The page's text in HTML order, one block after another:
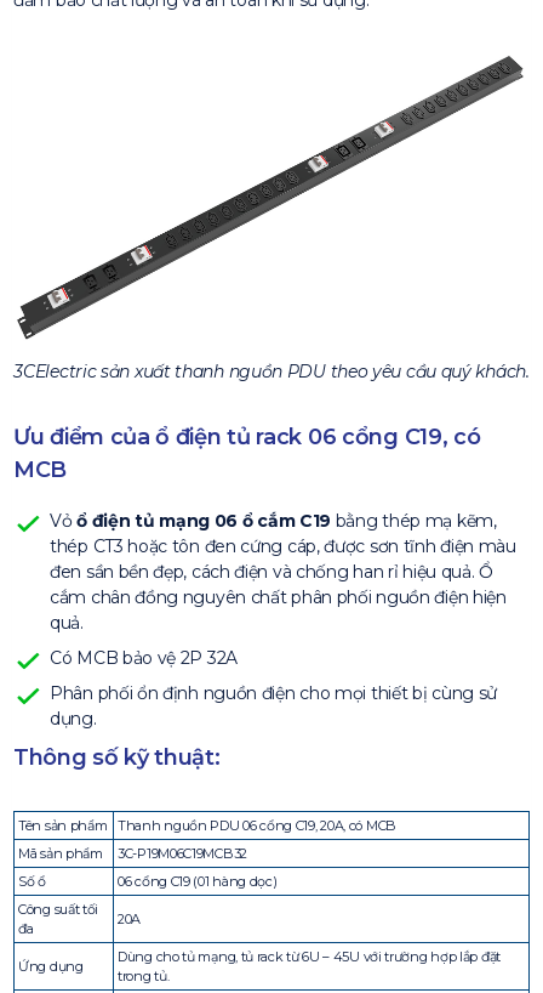
3CElectric sản xuất thanh nguồn PDU theo yêu cầu quý khách.
Ưu điểm của ổ điện tủ rack 06 cổng C19, có
MCB
Vỏổ điện tủ mạng 06 ổ cắm C19 bằng thép mạ kẽm,
thép CT3 hoặc tôn đen cứng cáp, được sơn tĩnh điện màu
đen sần bền đẹp, cách điện và chống han rỉ hiệu quả. Ổ
cắm chân đồng nguyên chất phân phối nguồn điện hiện
quả.
Có MCB bảo vệ 2P 32A
Phân phối ổn định nguồn điện cho mọi thiết bị cùng sử
dụng.
Thông số kỹ thuật:
Tên sản phẩm
Thanh nguồn PDU 06 cổng C19, 20A, có MCB
Mã sản phẩm
3C-P19M06C19MCB32
Số ổ
06 cổng C19 (01 hàng dọc)
Công suất tối
đa
20A
Ứng dụng
Dùng cho tủ mạng, tủ rack từ 6U – 45U với trường hợp lắp đặt
trong tủ.